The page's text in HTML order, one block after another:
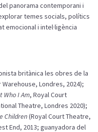
panorama contemporani i
temes socials, polítics
emocional i intel·ligència
britànica les obres de la
Warehouse, Londres, 2024);
Who I Am, RoyalCourt
Theatre, Londres 2020);
Children(RoyalCourtTheatre,
End, 2013; guanyadora del